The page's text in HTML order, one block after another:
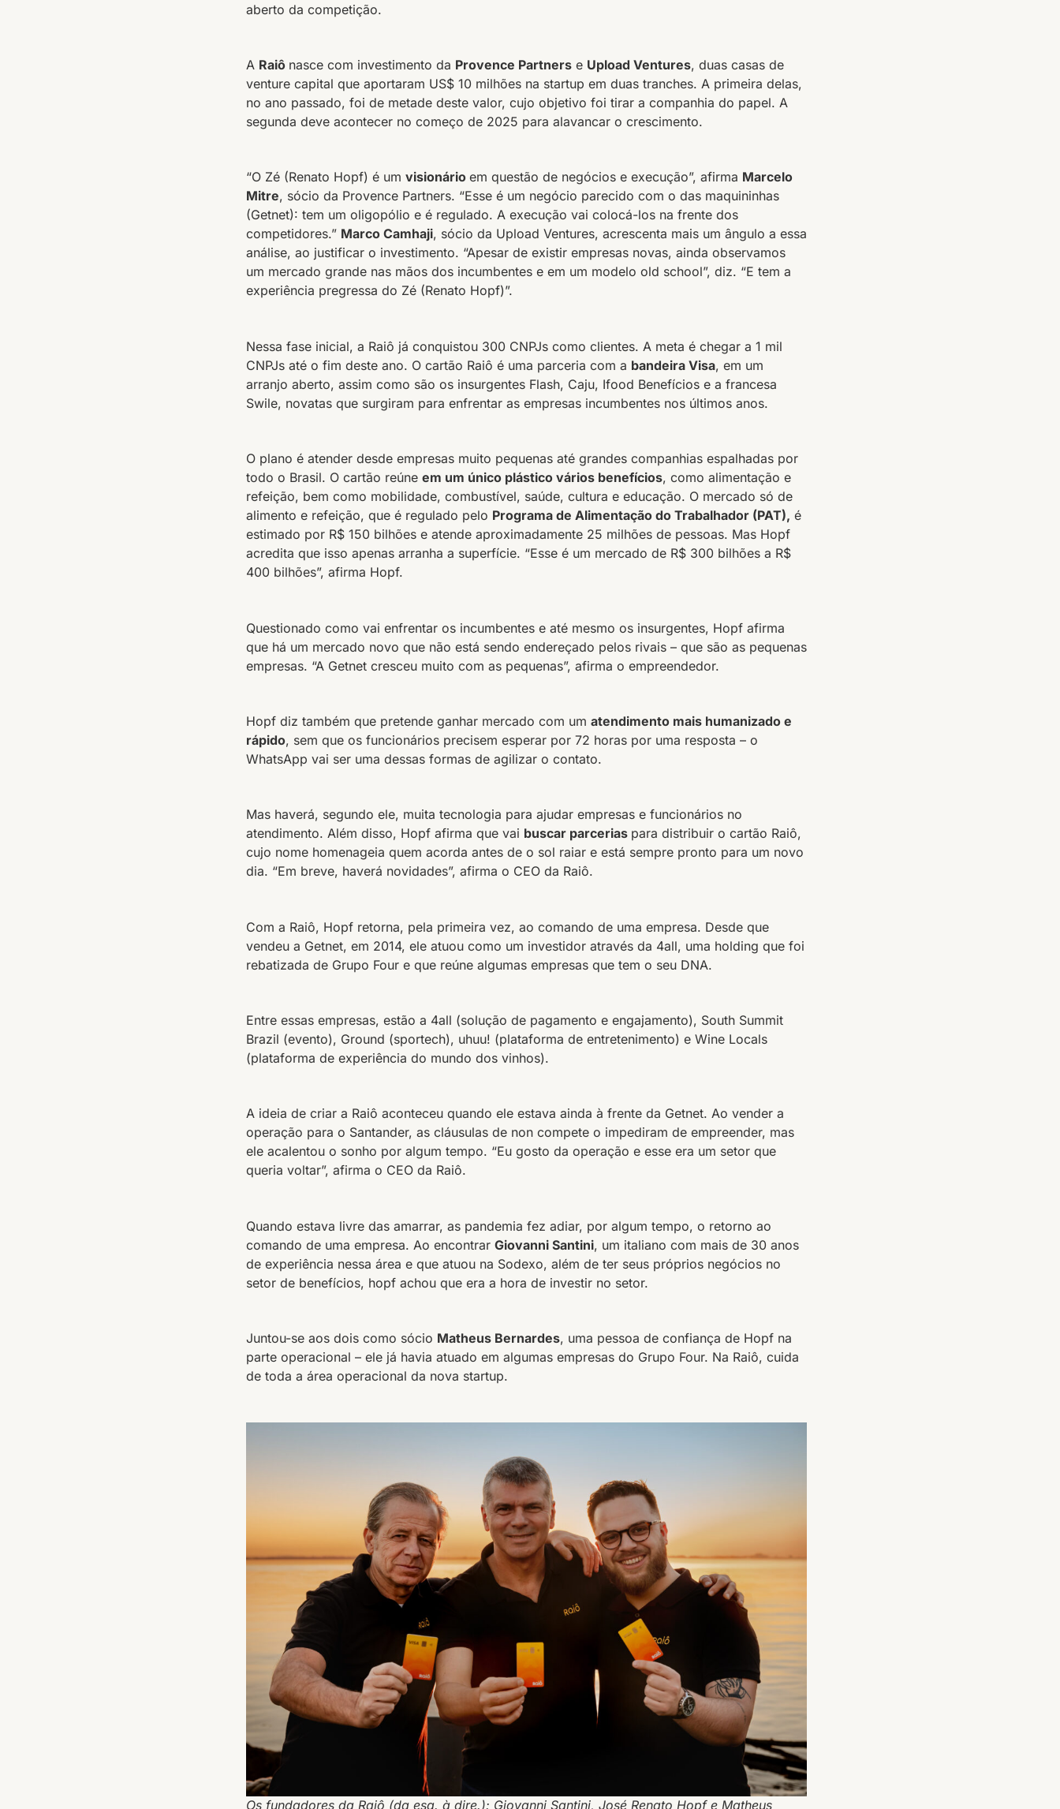
aberto da competição.
A Raiô nasce com investimento da Provence Partners e Upload Ventures, duas casas de
venture capital que aportaram US$ 10 milhões na startup em duas tranches. A primeira delas,
no ano passado, foi de metade deste valor, cujo objetivo foi tirar a companhia do papel. A
segunda deve acontecer no começo de 2025 para alavancar o crescimento.
“O Zé (Renato Hopf) é um visionário em questão de negócios e execução”, afirma Marcelo
Mitre, sócio da Provence Partners. “Esse é um negócio parecido com o das maquininhas
(Getnet): tem um oligopólio e é regulado. A execução vai colocá-los na frente dos
competidores.” Marco Camhaji, sócio da Upload Ventures, acrescenta mais um ângulo a essa
análise, ao justificar o investimento. “Apesar de existir empresas novas, ainda observamos
um mercado grande nas mãos dos incumbentes e em um modelo old school”, diz. “E tem a
experiência pregressa do Zé (Renato Hopf)”.
Nessa fase inicial, a Raiô já conquistou 300 CNPJs como clientes. A meta é chegar a 1 mil
CNPJs até o fim deste ano. O cartão Raiô é uma parceria com a bandeira Visa, em um
arranjo aberto, assim como são os insurgentes Flash, Caju, Ifood Benefícios e a francesa
Swile, novatas que surgiram para enfrentar as empresas incumbentes nos últimos anos.
O plano é atender desde empresas muito pequenas até grandes companhias espalhadas por
todo o Brasil. O cartão reúne em um único plástico vários benefícios, como alimentação e
refeição, bem como mobilidade, combustível, saúde, cultura e educação. O mercado só de
alimento e refeição, que é regulado pelo Programa de Alimentação do Trabalhador (PAT), é
estimado por R$ 150 bilhões e atende aproximadamente 25 milhões de pessoas. Mas Hopf
acredita que isso apenas arranha a superfície. “Esse é um mercado de R$ 300 bilhões a R$
400 bilhões”, afirma Hopf.
Questionado como vai enfrentar os incumbentes e até mesmo os insurgentes, Hopf afirma
que há um mercado novo que não está sendo endereçado pelos rivais – que são as pequenas
empresas. “A Getnet cresceu muito com as pequenas”, afirma o empreendedor.
Hopf diz também que pretende ganhar mercado com um atendimento mais humanizado e
rápido, sem que os funcionários precisem esperar por 72 horas por uma resposta – o
WhatsApp vai ser uma dessas formas de agilizar o contato.
Mas haverá, segundo ele, muita tecnologia para ajudar empresas e funcionários no
atendimento. Além disso, Hopf afirma que vai buscar parcerias para distribuir o cartão Raiô,
cujo nome homenageia quem acorda antes de o sol raiar e está sempre pronto para um novo
dia. “Em breve, haverá novidades”, afirma o CEO da Raiô.
Com a Raiô, Hopf retorna, pela primeira vez, ao comando de uma empresa. Desde que
vendeu a Getnet, em 2014, ele atuou como um investidor através da 4all, uma holding que foi
rebatizada de Grupo Four e que reúne algumas empresas que tem o seu DNA.
Entre essas empresas, estão a 4all (solução de pagamento e engajamento), South Summit
Brazil (evento), Ground (sportech), uhuu! (plataforma de entretenimento) e Wine Locals
(plataforma de experiência do mundo dos vinhos).
A ideia de criar a Raiô aconteceu quando ele estava ainda à frente da Getnet. Ao vender a
operação para o Santander, as cláusulas de non compete o impediram de empreender, mas
ele acalentou o sonho por algum tempo. “Eu gosto da operação e esse era um setor que
queria voltar”, afirma o CEO da Raiô.
Quando estava livre das amarrar, as pandemia fez adiar, por algum tempo, o retorno ao
comando de uma empresa. Ao encontrar Giovanni Santini, um italiano com mais de 30 anos
de experiência nessa área e que atuou na Sodexo, além de ter seus próprios negócios no
setor de benefícios, hopf achou que era a hora de investir no setor.
Juntou-se aos dois como sócio Matheus Bernardes, uma pessoa de confiança de Hopf na
parte operacional – ele já havia atuado em algumas empresas do Grupo Four. Na Raiô, cuida
de toda a área operacional da nova startup.
Os fundadores da Raiô (da esq. à dire.): Giovanni Santini, José Renato Hopf e Matheus